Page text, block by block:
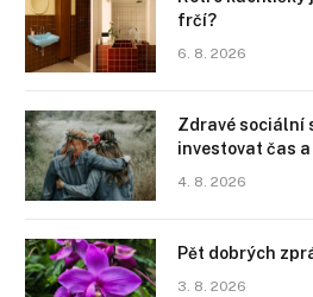
frčí?
6. 8. 2026
Zdravé sociální
investovat čas
4. 8. 2026
Pět dobrých
3. 8. 2026